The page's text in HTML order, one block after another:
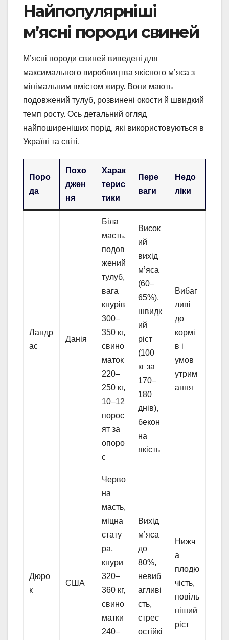
Найпопулярніші
м’ясні породи свиней
М’ясні породи свиней виведені для
максимального виробництва якісного м’яса з
мінімальним вмістом жиру. Вони мають
подовжений тулуб, розвинені окости й швидкий
темп росту. Ось детальний огляд
найпоширеніших порід, які використовуються в
Україні та світі.
Поро
да
Похо
джен
ня
Харак
терис
тики
Пере
ваги
Недо
ліки
Ландр
ас
Данія
Біла
масть,
подов
жений
тулуб,
вага
кнурів
300–
350 кг,
свино
маток
220–
250 кг,
10–12
порос
ят за
опоро
с
Висок
ий
вихід
м’яса
(60–
65%),
швидк
ий
ріст
(100
кг за
170–
180
днів),
бекон
на
якість
Вибаг
ливі
до
кормі
в і
умов
утрим
ання
Дюро
к
США
Черво
на
масть,
міцна
стату
ра,
кнури
320–
360 кг,
свино
матки
240–
Вихід
м’яса
до
80%,
невиб
агливі
сть,
стрес
остійкі
Нижч
а
плодю
чість,
повіль
ніший
ріст